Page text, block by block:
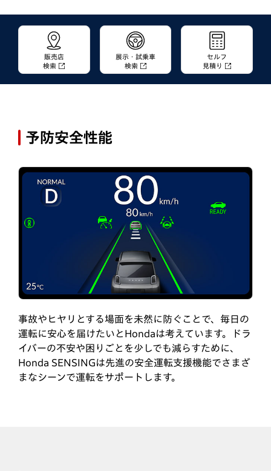
販売店
検索
展示・試乗車
検索
セルフ
見積り
予防安全性能
事故やヒヤリとする場面を未然に防ぐことで、毎日の
運転に安心を届けたいとHondaは考えています。ドラ
イバーの不安や困りごとを少しでも減らすために、
Honda SENSINGは先進の安全運転支援機能でさまざ
まなシーンで運転をサポートします。